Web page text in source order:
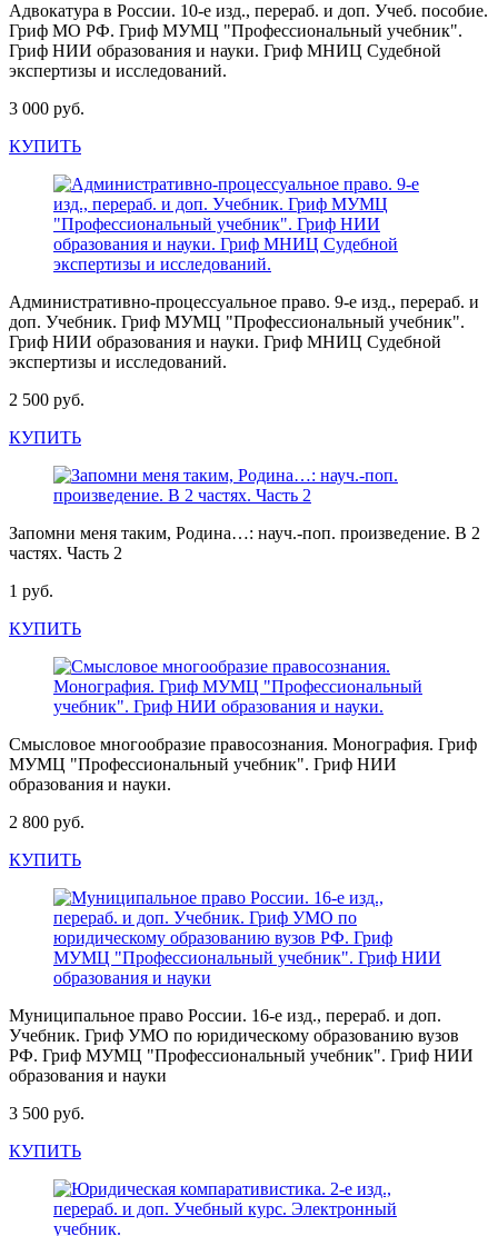
Адвокатура в России. 10-е изд., перераб. и доп. Учеб. пособие.
Гриф МО РФ. Гриф МУМЦ "Профессиональный учебник".
Гриф НИИ образования и науки. Гриф МНИЦ Судебной
экспертизы и исследований.
3 000 руб.
КУПИТЬ
Административно-процессуальное право. 9-е изд., перераб. и
доп. Учебник. Гриф МУМЦ "Профессиональный учебник".
Гриф НИИ образования и науки. Гриф МНИЦ Судебной
экспертизы и исследований.
2 500 руб.
КУПИТЬ
Запомни меня таким, Родина…: науч.-поп. произведение. В 2
частях. Часть 2
1 руб.
КУПИТЬ
Смысловое многообразие правосознания. Монография. Гриф
МУМЦ "Профессиональный учебник". Гриф НИИ
образования и науки.
2 800 руб.
КУПИТЬ
Муниципальное право России. 16-е изд., перераб. и доп.
Учебник. Гриф УМО по юридическому образованию вузов
РФ. Гриф МУМЦ "Профессиональный учебник". Гриф НИИ
образования и науки
3 500 руб.
КУПИТЬ